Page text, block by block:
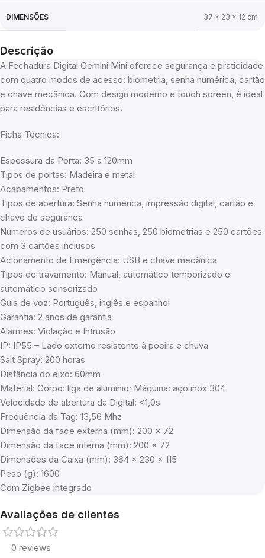
DIMENSÕES 37 × 23 × 12 cm
Descrição
A Fechadura Digital Gemini Mini oferece segurança e praticidade
com quatro modos de acesso: biometria, senha numérica, cartão
e chave mecânica. Com design moderno e touch screen, é ideal
para residências e escritórios.
Ficha Técnica:
Espessura da Porta: 35 a 120mm
Tipos de portas: Madeira e metal
Acabamentos: Preto
Tipos de abertura: Senha numérica, impressão digital, cartão e
chave de segurança
Números de usuários: 250 senhas, 250 biometrias e 250 cartões
com 3 cartões inclusos
Acionamento de Emergência: USB e chave mecânica
Tipos de travamento: Manual, automático temporizado e
automático sensorizado
Guia de voz: Português, inglês e espanhol
Garantia: 2 anos de garantia
Alarmes: Violação e Intrusão
IP: IP55 – Lado externo resistente à poeira e chuva
Salt Spray: 200 horas
Distância do eixo: 60mm
Material: Corpo: liga de aluminio; Máquina: aço inox 304
Velocidade de abertura da Digital: <1,0s
Frequência da Tag: 13,56 Mhz
Dimensão da face externa (mm): 200 x 72
Dimensão da face interna (mm): 200 x 72
Dimensões da Caixa (mm): 364 x 230 x 115
Peso (g): 1600
Com Zigbee integrado
Avaliações de clientes
0 reviews